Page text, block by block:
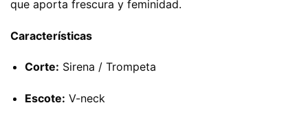
que aporta frescura y feminidad.
Características
Corte: Sirena / Trompeta
Escote: V-neck